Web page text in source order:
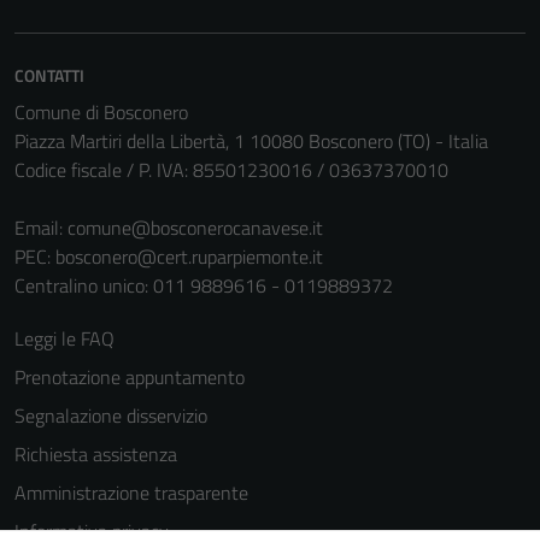
CONTATTI
Comune di Bosconero
Piazza Martiri della Libertà, 1 10080 Bosconero (TO) - Italia
Codice fiscale / P. IVA: 85501230016 / 03637370010
Email: comune@bosconerocanavese.it
PEC: bosconero@cert.ruparpiemonte.it
Centralino unico: 011 9889616 - 0119889372
Leggi le FAQ
Prenotazione appuntamento
Segnalazione disservizio
Richiesta assistenza
Amministrazione trasparente
Informativa privacy
Questi cookie
sono necessari
funzionamento
del sito e non
possono